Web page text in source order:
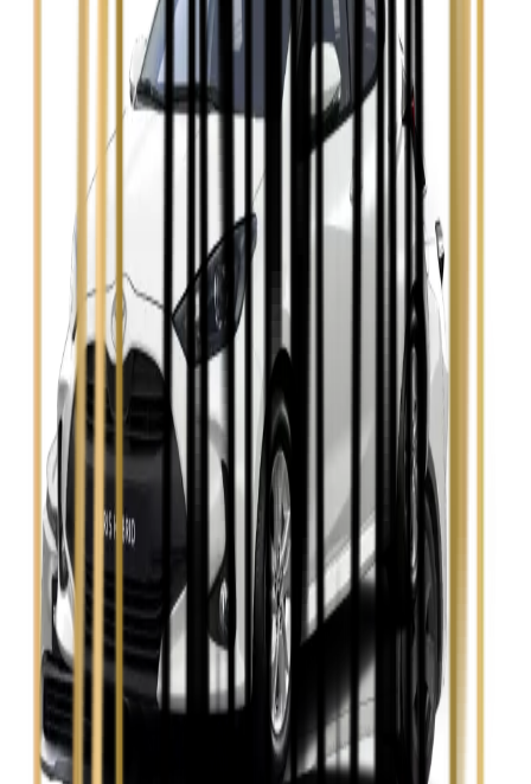
Opel Insignia
Seat Leon
Skoda Fabia
Zobacz
Skoda Kamiq
Zobacz
Skoda Octavia
Zobacz
Toyota Avensis
Zobacz
Toyota Camry
Zobacz